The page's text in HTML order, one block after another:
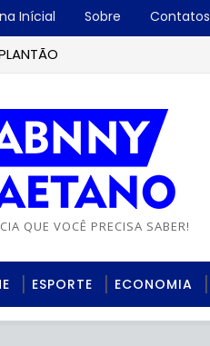
Inícial Sobre Contatos
QUE VOCÊ PRECISA SABER!
ESPORTE ECONOMIA